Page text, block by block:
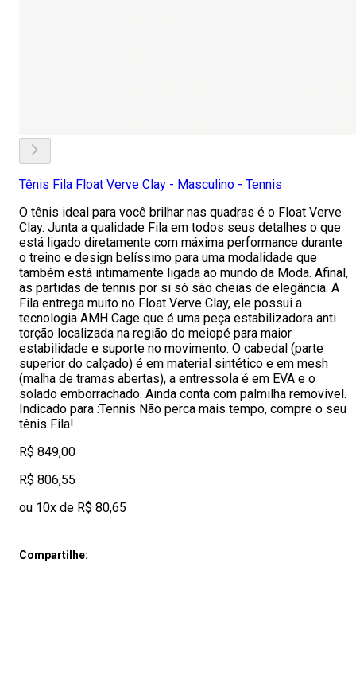
Tênis Fila Float Verve Clay - Masculino - Tennis
O tênis ideal para você brilhar nas quadras é o Float Verve
Clay. Junta a qualidade Fila em todos seus detalhes o que
está ligado diretamente com máxima performance durante
o treino e design belíssimo para uma modalidade que
também está intimamente ligada ao mundo da Moda. Afinal,
as partidas de tennis por si só são cheias de elegância. A
Fila entrega muito no Float Verve Clay, ele possui a
tecnologia AMH Cage que é uma peça estabilizadora anti
torção localizada na região do meiopé para maior
estabilidade e suporte no movimento. O cabedal (parte
superior do calçado) é em material sintético e em mesh
(malha de tramas abertas), a entressola é em EVA e o
solado emborrachado. Ainda conta com palmilha removível.
Indicado para :Tennis Não perca mais tempo, compre o seu
tênis Fila!
R$ 849,00
R$ 806,55
ou 10x de R$ 80,65
Compartilhe: